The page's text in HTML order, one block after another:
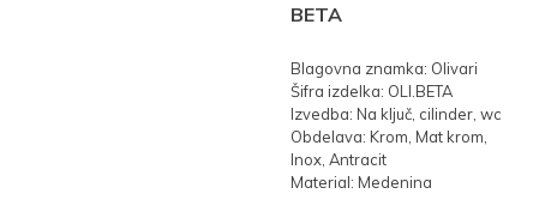
BETA
Blagovna znamka: Olivari
Šifra izdelka: OLI.BETA
Izvedba: Na ključ, cilinder, wc
Obdelava: Krom, Mat krom,
Inox, Antracit
Material: Medenina